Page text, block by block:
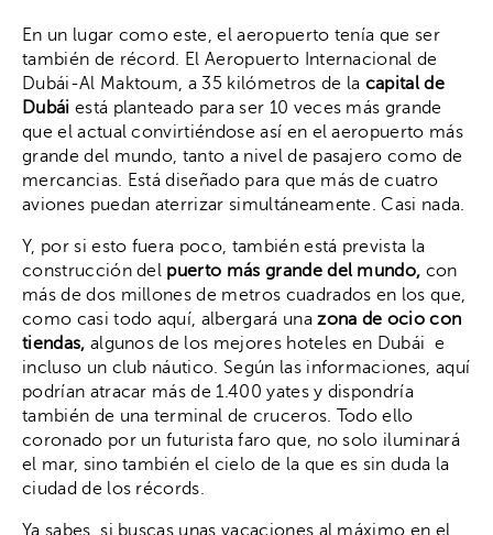
En un lugar como este, el aeropuerto tenía que ser
también de récord. El Aeropuerto Internacional de
Dubái-Al Maktoum, a 35 kilómetros de la capital de
Dubái está planteado para ser 10 veces más grande
que el actual convirtiéndose así en el aeropuerto más
grande del mundo, tanto a nivel de pasajero como de
mercancias. Está diseñado para que más de cuatro
aviones puedan aterrizar simultáneamente. Casi nada.
Y, por si esto fuera poco, también está prevista la
construcción del puerto más grande del mundo, con
más de dos millones de metros cuadrados en los que,
como casi todo aquí, albergará unazona de ocio con
tiendas, algunos de los mejores hoteles en Dubái e
incluso un club náutico. Según las informaciones, aquí
podrían atracar más de 1.400 yates y dispondría
también de una terminal de cruceros. Todo ello
coronado por un futurista faro que, no solo iluminará
el mar, sino también el cielo de la que es sin duda la
ciudad de los récords.
Ya sabes, si buscas unas vacaciones al máximo en el